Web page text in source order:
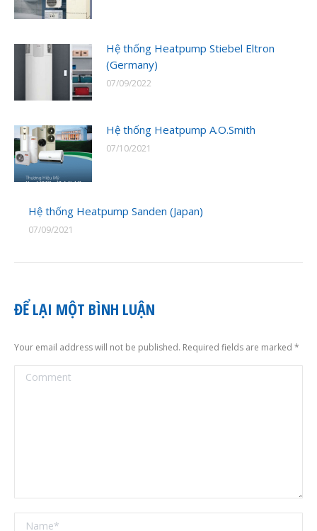
Hệ thống Heatpump Stiebel Eltron
(Germany)
07/09/2022
Hệ thống Heatpump A.O.Smith
07/10/2021
Hệ thống Heatpump Sanden (Japan)
07/09/2021
ĐỂ LẠI MỘT BÌNH LUẬN
Your email address will not be published. Required fields are marked *
Comment
Name *